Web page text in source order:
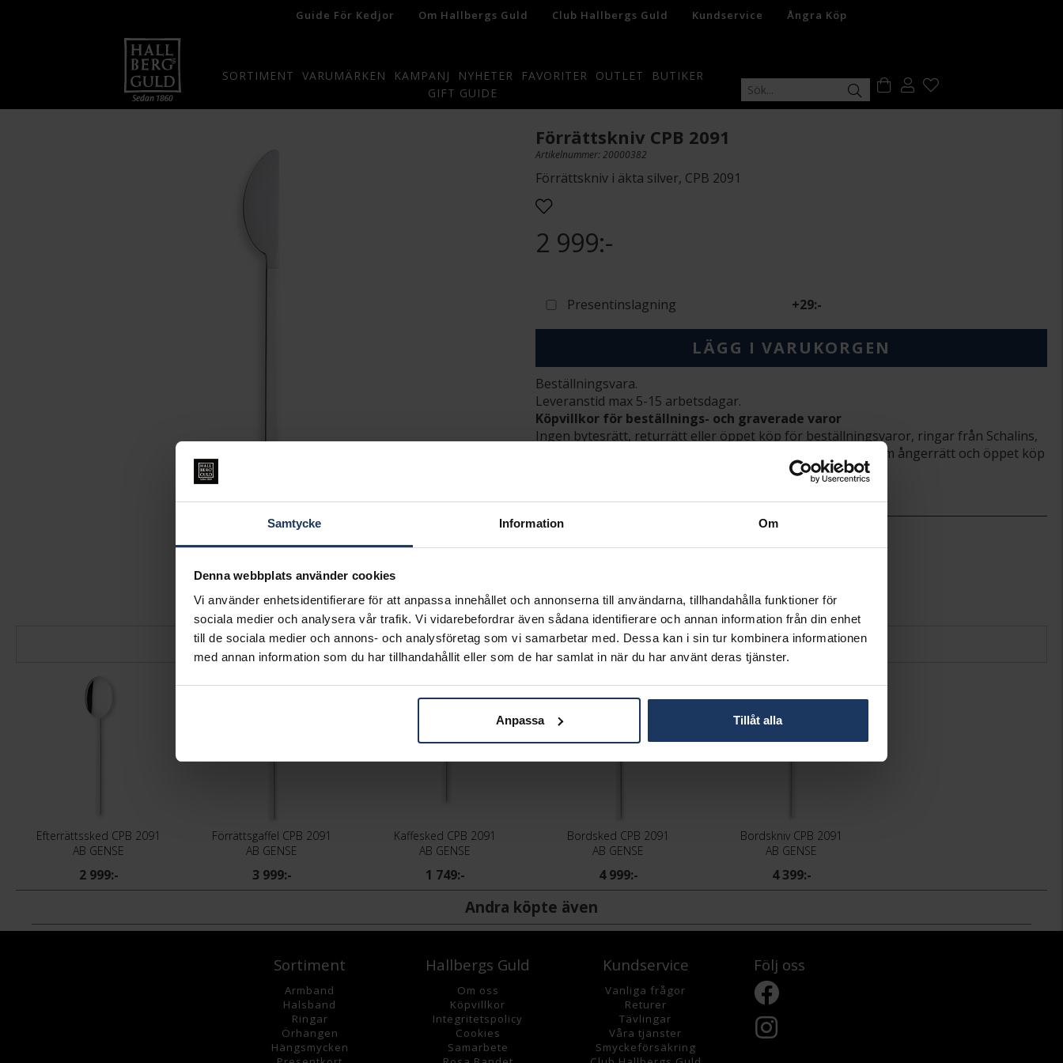
Samtycke Information Om
Denna webbplats använder cookies
Vi använder enhetsidentifierare för att anpassa innehållet och annonserna till användarna, tillhandahålla funktioner för
sociala medier och analysera vår trafik. Vi vidarebefordrar även sådana identifierare och annan information från din enhet
till de sociala medier och annons- och analysföretag som vi samarbetar med. Dessa kan i sin tur kombinera informationen
med annan information som du har tillhandahållit eller som de har samlat in när du har använt deras tjänster.
Anpassa Tillåt alla
Guide För Kedjor Om Hallbergs Guld Club Hallbergs Guld Kundservice Ångra Köp
SORTIMENT VARUMÄRKEN KAMPANJ NYHETER FAVORITER OUTLET
BUTIKER
GIFT GUIDE
Förrättskniv CPB 2091
Artikelnummer: 20000382
Förrättskniv i äkta silver, CPB 2091
2 999:-
Presentinslagning +29:-
LÄGG I VARUKORGEN
Beställningsvara.
Leveranstid max 5-15 arbetsdagar.
Köpvillkor för beställnings- och graverade varor
Ingen bytesrätt, returrätt eller öppet köp för beställningsvaror, ringar från Schalins,
Flemming Uziel och Sarek samt graverade varor. Läs mer om ångerrätt och öppet köp
INFO
LÄNGD CA (CM)
VARUMÄRKE
AB Gense
DETALJER
Design Carl Philip Bernadotte
Matchande produkter och andra varianter
Efterrättssked CPB 2091
AB GENSE
2 999:-
Förrättsgaffel CPB 2091
AB GENSE
3 999:-
Kaffesked CPB 2091
AB GENSE
1 749:-
Bordsked CPB 2091
AB GENSE
4 999:-
Bordskniv CPB 2091
AB GENSE
4 399:-
Andra köpte även
Sortiment
Armband
Halsband
Ringar
Örhängen
Hängsmycken
Hallbergs Guld
Om oss
Köpvillkor
Integritetspolicy
Cookies
Samarbete
Kundservice
Vanliga frågor
Returer
Tävlingar
Våra tjänster
Smyckeförsäkring
Följ oss